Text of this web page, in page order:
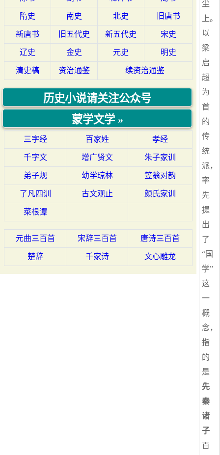
隋史 南史 北史 旧唐书
新唐书 旧五代史 新五代史 宋史
辽史 金史 元史 明史
清史稿 资治通鉴 续资治通鉴
历史小说请关注公众号
蒙学文学 »
三字经 百家姓 孝经
千字文 增广贤文 朱子家训
弟子规 幼学琼林 笠翁对韵
了凡四训 古文观止 颜氏家训
菜根谭
元曲三百首 宋辞三百首 唐诗三百首
楚辞 千家诗 文心雕龙
尘
上。
以
梁
启
超
为
首
的
传
统
派，
率
先
提
出
了
“国
学”
这
一
概
念，
指
的
是
先
秦
诸
子
百